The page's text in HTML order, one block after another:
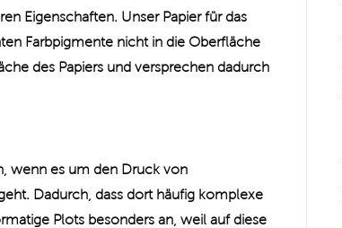
Eigenschaften. Unser Papier für das
Farbpigmente nicht in die Oberfläche
des Papiers und versprechen dadurch
wenn es um den Druck von
Dadurch, dass dort häufig komplexe
Plots besonders an, weil auf diese